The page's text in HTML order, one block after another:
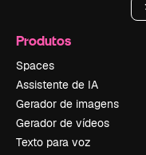
Produtos
Spaces
Assistente de IA
Gerador de imagens
Gerador de vídeos
Texto para voz